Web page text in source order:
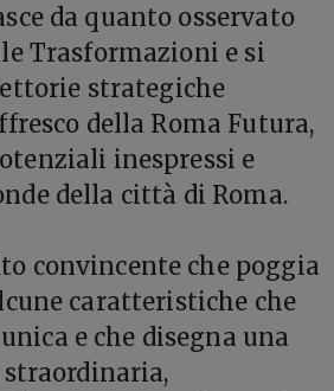
da quanto osservato
Trasformazioni e si
strategiche
della Roma Futura,
inespressi e
della città di Roma.
convincente che poggia
caratteristiche che
e che disegna una